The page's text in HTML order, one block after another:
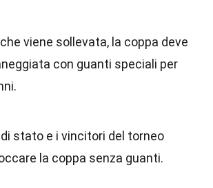
viene sollevata, la coppa deve
con guanti speciali per
stato e i vincitori del torneo
la coppa senza guanti.